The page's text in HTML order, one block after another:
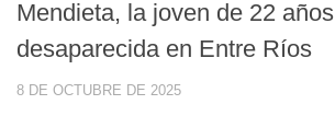
Mendieta, la joven de 22 años
desaparecida en Entre Ríos
8 DE OCTUBRE DE 2025